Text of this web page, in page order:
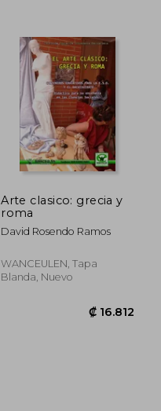
₡
Arte clasico: grecia y
roma
David Rosendo Ramos
WANCEULEN, Tapa
Blanda, Nuevo